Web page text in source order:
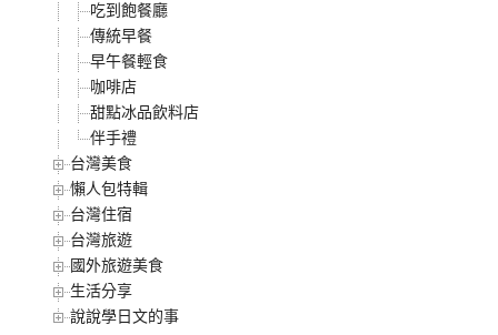
吃到飽餐廳
傳統早餐
早午餐輕食
咖啡店
甜點冰品飲料店
伴手禮
台灣美食
懶人包特輯
台灣住宿
台灣旅遊
國外旅遊美食
生活分享
說說學日文的事